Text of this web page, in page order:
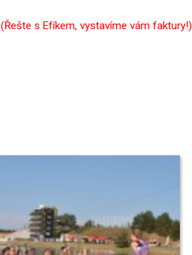
(Řešte s Efíkem, vystavíme vám faktury!)